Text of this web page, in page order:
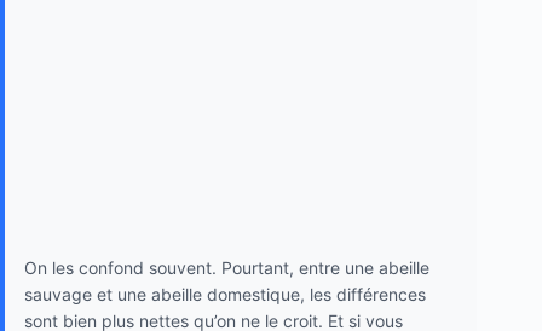
On les confond souvent. Pourtant, entre une abeille
sauvage et une abeille domestique, les différences
sont bien plus nettes qu’on ne le croit. Et si vous